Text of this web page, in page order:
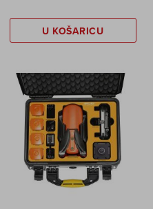
U KOŠARICU